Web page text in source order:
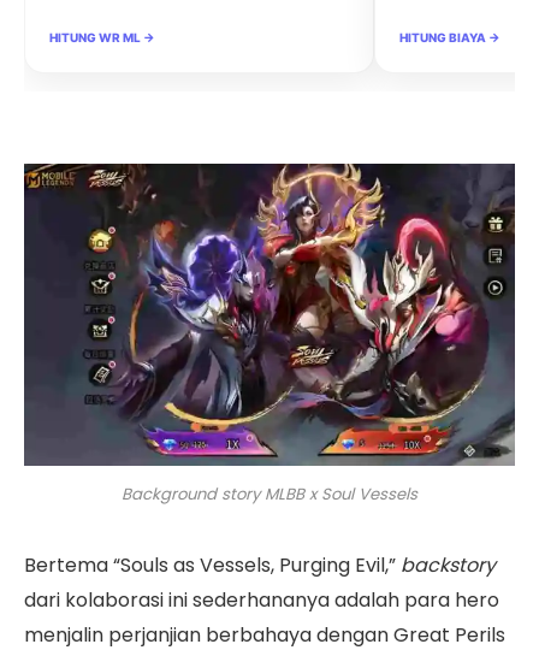
HITUNG WR ML → HITUNG BIAYA →
Background story MLBB x Soul Vessels
Bertema “Souls as Vessels, Purging Evil,” backstory
dari kolaborasi ini sederhananya adalah para hero
menjalin perjanjian berbahaya dengan Great Perils